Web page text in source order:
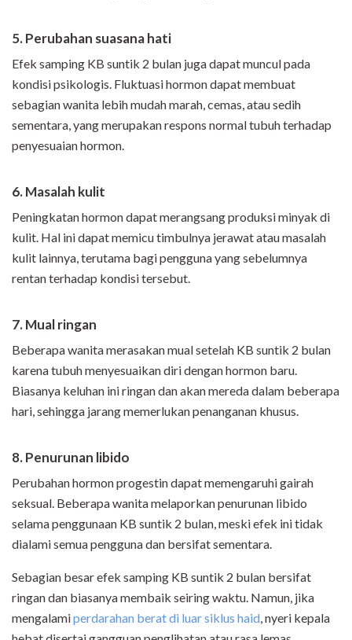
5. Perubahan suasana hati
Efek samping KB suntik 2 bulan juga dapat muncul pada
kondisi psikologis. Fluktuasi hormon dapat membuat
sebagian wanita lebih mudah marah, cemas, atau sedih
sementara, yang merupakan respons normal tubuh terhadap
penyesuaian hormon.
6. Masalah kulit
Peningkatan hormon dapat merangsang produksi minyak di
kulit. Hal ini dapat memicu timbulnya jerawat atau masalah
kulit lainnya, terutama bagi pengguna yang sebelumnya
rentan terhadap kondisi tersebut.
7. Mual ringan
Beberapa wanita merasakan mual setelah KB suntik 2 bulan
karena tubuh menyesuaikan diri dengan hormon baru.
Biasanya keluhan ini ringan dan akan mereda dalam beberapa
hari, sehingga jarang memerlukan penanganan khusus.
8. Penurunan libido
Perubahan hormon progestin dapat memengaruhi gairah
seksual. Beberapa wanita melaporkan penurunan libido
selama penggunaan KB suntik 2 bulan, meski efek ini tidak
dialami semua pengguna dan bersifat sementara.
Sebagian besar efek samping KB suntik 2 bulan bersifat
ringan dan biasanya membaik seiring waktu. Namun, jika
mengalamiperdarahan berat di luar siklus haid, nyeri kepala